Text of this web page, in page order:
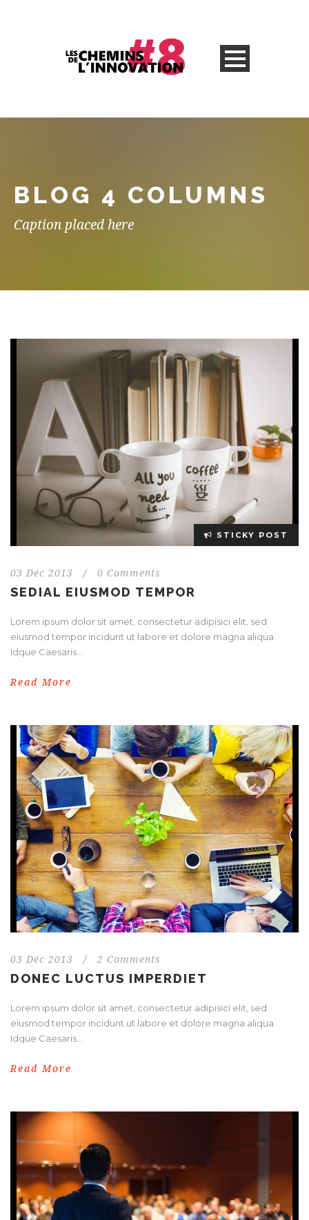
BLOG 4 COLUMNS
Caption placed here
STICKY POST
03 Déc 2013 / 0 Comments
SEDIAL EIUSMOD TEMPOR
Lorem ipsum dolor sit amet, consectetur adipisici elit, sed
eiusmod tempor incidunt ut labore et dolore magna aliqua.
Idque Caesaris...
Read More
03 Déc 2013 / 2 Comments
DONEC LUCTUS IMPERDIET
Lorem ipsum dolor sit amet, consectetur adipisici elit, sed
eiusmod tempor incidunt ut labore et dolore magna aliqua.
Idque Caesaris...
Read More